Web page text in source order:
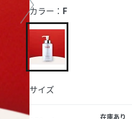
カラー： F
サイズ